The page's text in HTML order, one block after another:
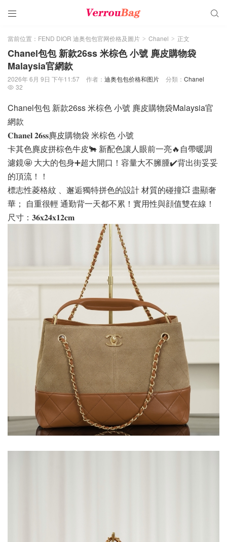
 
當前位置： FEND DIOR 迪奥包包官网价格及圖片 > Chanel > 正文
Chanel包包 新款26ss 米棕色 小號 麂皮購物袋
Malaysia官網款
2026年 6月 9日 下午11:57 作者： 迪奥包包价格和图片 分類： Chanel
 32
Chanel包包 新款26ss 米棕色 小號 麂皮購物袋Malaysia官
網款
𝐂𝐡𝐚𝐧𝐞𝐥 𝟐𝟔𝐬𝐬麂皮購物袋 米棕色 小號
卡其色麂皮拼棕色牛皮🐂 新配色讓人眼前一亮🔥自帶暖調
濾鏡🤩 大大的包身➕超大開口！容量大不臃腫✔️背出街妥妥
的頂流！！
標志性菱格紋 、邂逅獨特拼色的設計 材質的碰撞💥 盡顯奢
華； 自重很輕 通勤背一天都不累！實用性與顔值雙在線！
尺寸：𝟑𝟔𝐱𝟐𝟒𝐱𝟏𝟐𝐜𝐦